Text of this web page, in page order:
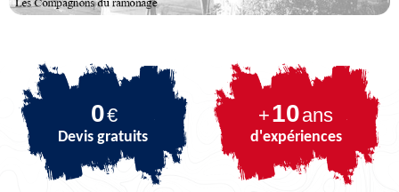
0€
Devis gratuits
+10ans
d'expériences